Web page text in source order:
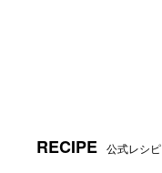
RECIPE 公式レシピ